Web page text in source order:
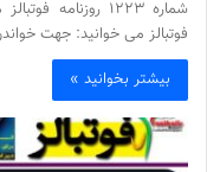
فوتبالز می خوانید: جهت
بیشتر بخوانید »